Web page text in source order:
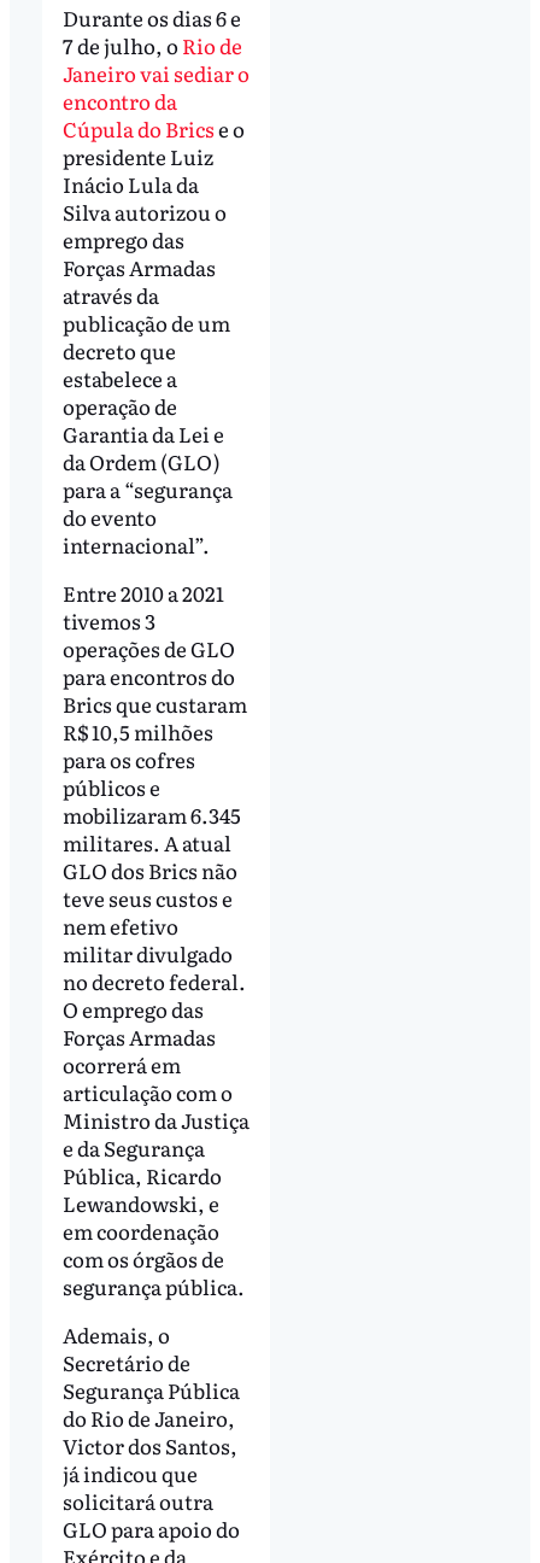
Durante os dias 6 e
7 de julho, o Rio de
Janeiro vai sediar o
encontro da
Cúpula do Bricse o
presidente Luiz
Inácio Lula da
Silva autorizou o
emprego das
Forças Armadas
através da
publicação de um
decreto que
estabelece a
operação de
Garantia da Lei e
da Ordem (GLO)
para a “segurança
do evento
internacional”.
Entre 2010 a 2021
tivemos 3
operações de GLO
para encontros do
Brics que custaram
R$ 10,5 milhões
para os cofres
públicos e
mobilizaram 6.345
militares. A atual
GLO dos Brics não
teve seus custos e
nem efetivo
militar divulgado
no decreto federal.
O emprego das
Forças Armadas
ocorrerá em
articulação com o
Ministro da Justiça
e da Segurança
Pública, Ricardo
Lewandowski, e
em coordenação
com os órgãos de
segurança pública.
Ademais, o
Secretário de
Segurança Pública
do Rio de Janeiro,
Victor dos Santos,
já indicou que
solicitará outra
GLO para apoio do
Exército e da